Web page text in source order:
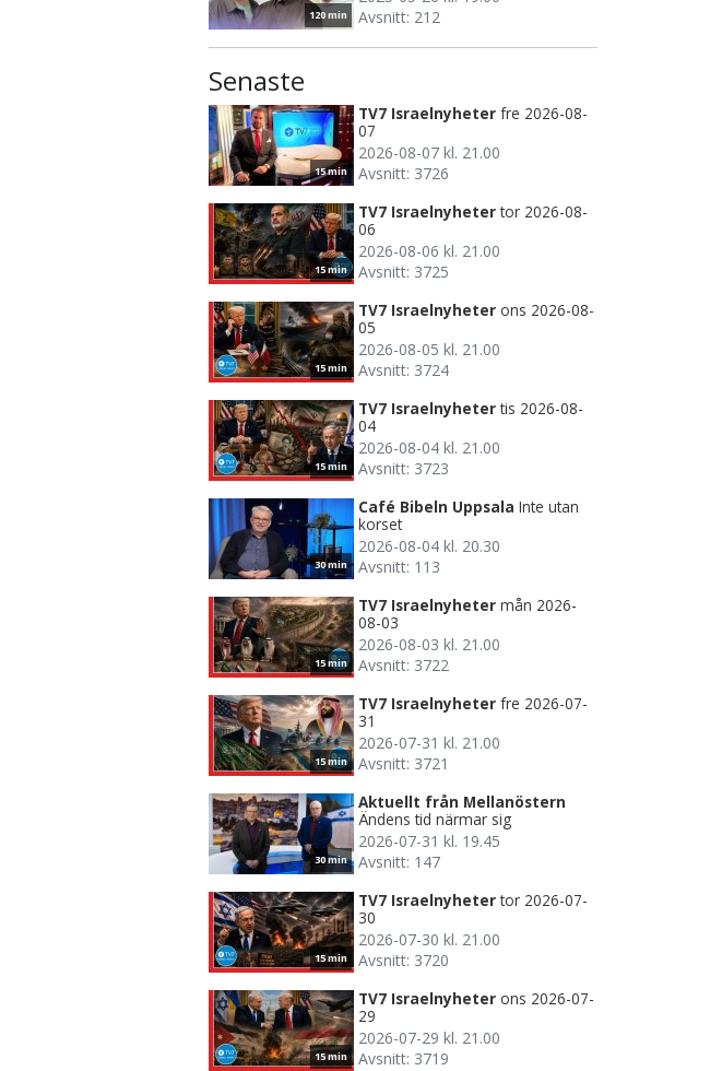
120 min
Avsnitt: 212
Senaste
15 min
TV7 Israelnyheter fre 2026-08-
07
2026-08-07 kl. 21.00
Avsnitt: 3726
15 min
TV7 Israelnyheter tor 2026-08-
06
2026-08-06 kl. 21.00
Avsnitt: 3725
15 min
TV7 Israelnyheter ons 2026-08-
05
2026-08-05 kl. 21.00
Avsnitt: 3724
15 min
TV7 Israelnyheter tis 2026-08-
04
2026-08-04 kl. 21.00
Avsnitt: 3723
30 min
Café Bibeln Uppsala Inte utan
korset
2026-08-04 kl. 20.30
Avsnitt: 113
15 min
TV7 Israelnyheter mån 2026-
08-03
2026-08-03 kl. 21.00
Avsnitt: 3722
15 min
TV7 Israelnyheter fre 2026-07-
31
2026-07-31 kl. 21.00
Avsnitt: 3721
30 min
Aktuellt från Mellanöstern
Ändens tid närmar sig
2026-07-31 kl. 19.45
Avsnitt: 147
15 min
TV7 Israelnyheter tor 2026-07-
30
2026-07-30 kl. 21.00
Avsnitt: 3720
15 min
TV7 Israelnyheter ons 2026-07-
29
2026-07-29 kl. 21.00
Avsnitt: 3719